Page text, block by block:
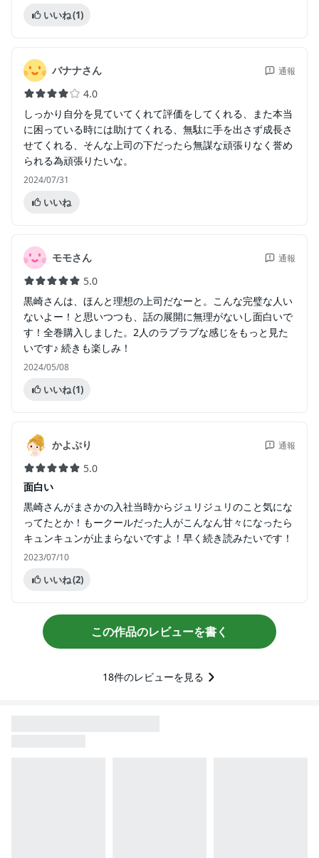
いいね(1)
バナナさん 通報
4.0
しっかり自分を見ていてくれて評価をしてくれる、また本当
に困っている時には助けてくれる、無駄に手を出さず成長さ
せてくれる、そんな上司の下だったら無謀な頑張りなく誉め
られる為頑張りたいな。
2024/07/31
いいね
モモさん 通報
5.0
黒崎さんは、ほんと理想の上司だなーと。こんな完璧な人い
ないよー！と思いつつも、話の展開に無理がないし面白いで
す！全巻購入しました。2人のラブラブな感じをもっと見た
いです♪ 続きも楽しみ！
2024/05/08
いいね(1)
かよぷり 通報
5.0
面白い
黒崎さんがまさかの入社当時からジュリジュリのこと気にな
ってたとか！もークールだった人がこんなん甘々になったら
キュンキュンが止まらないですよ！早く続き読みたいです！
2023/07/10
いいね(2)
この作品のレビューを書く
18件のレビューを見る